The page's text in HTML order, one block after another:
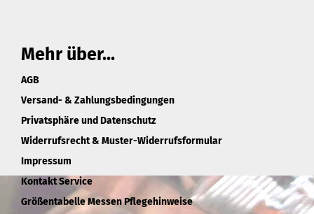
Mehr über...
AGB
Versand- & Zahlungsbedingungen
Privatsphäre und Datenschutz
Widerrufsrecht & Muster-Widerrufsformular
Impressum
Kontakt Service
Größentabelle Messen Pflegehinweise